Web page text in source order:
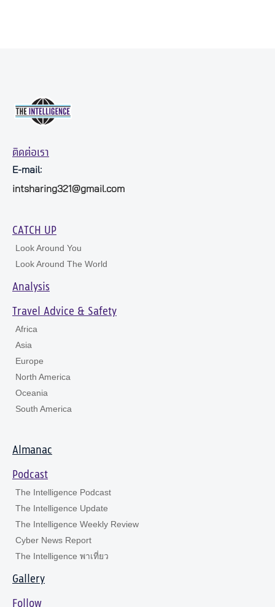
ติดต่อเรา
E-mail:
intsharing321@gmail.com
CATCH UP
Look Around You
Look Around The World
Analysis
Travel Advice & Safety
Africa
Asia
Europe
North America
Oceania
South America
Almanac
Podcast
The Intelligence Podcast
The Intelligence Update
The Intelligence Weekly Review
Cyber News Report
The Intelligence พาเที่ยว
Gallery